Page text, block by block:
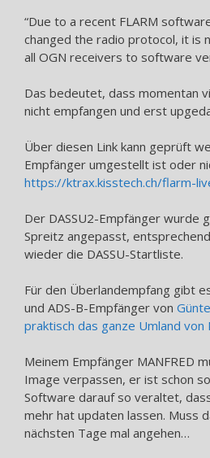
“Due to a recent FLARM
changed the radio protocol, it is
all OGN receivers to software
Das bedeutet, dass momentan
nicht empfangen und erst
Über diesen Link kann geprüft
Empfänger umgestellt ist oder
https://ktrax.kisstech.ch/flarm-
Der DASSU2-Empfänger wurde
Spreitz angepasst,
wieder die DASSU-Startliste.
Für den Überlandempfang gibt
und ADS-B-Empfänger von
praktisch das ganze Umland von
Meinem Empfänger MANFRED
Image verpassen, er ist schon
Software darauf so veraltet,
mehr hat updaten lassen. Muss
nächsten Tage mal angehen…